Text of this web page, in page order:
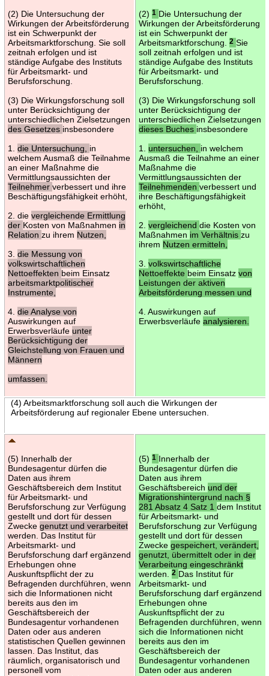
(2) Die Untersuchung der
Wirkungen der Arbeitsförderung
ist ein Schwerpunkt der
Arbeitsmarktforschung. Sie soll
zeitnah erfolgen und ist
ständige Aufgabe des Instituts
für Arbeitsmarkt- und
Berufsforschung.
(3) Die Wirkungsforschung soll
unter Berücksichtigung der
unterschiedlichen Zielsetzungen
des Gesetzes insbesondere
1. die Untersuchung, in
welchem Ausmaß die Teilnahme
an einer Maßnahme die
Vermittlungsaussichten der
Teilnehmer verbessert und ihre
Beschäftigungsfähigkeit erhöht,
2. die vergleichende Ermittlung
der Kosten von Maßnahmen in
Relation zu ihrem Nutzen,
3. die Messung von
volkswirtschaftlichen
Nettoeffekten beim Einsatz
arbeitsmarktpolitischer
Instrumente,
4. die Analyse von
Auswirkungen auf
Erwerbsverläufe unter
Berücksichtigung der
Gleichstellung von Frauen und
Männern
umfassen.
(2) 1 Die Untersuchung der
Wirkungen der Arbeitsförderung
ist ein Schwerpunkt der
Arbeitsmarktforschung.
2 Sie
soll zeitnah erfolgen und ist
ständige Aufgabe des Instituts
für Arbeitsmarkt- und
Berufsforschung.
(3) Die Wirkungsforschung soll
unter Berücksichtigung der
unterschiedlichen Zielsetzungen
dieses Buches insbesondere
1. untersuchen, in welchem
Ausmaß die Teilnahme an einer
Maßnahme die
Vermittlungsaussichten der
Teilnehmenden verbessert und
ihre Beschäftigungsfähigkeit
erhöht,
2. vergleichend die Kosten von
Maßnahmen im Verhältnis zu
ihrem Nutzen ermitteln,
3. volkswirtschaftliche
Nettoeffekte beim Einsatz von
Leistungen der aktiven
Arbeitsförderung messen und
4. Auswirkungen auf
Erwerbsverläufe analysieren.
(4) Arbeitsmarktforschung soll auch die Wirkungen der
Arbeitsförderung auf regionaler Ebene untersuchen.
(5) Innerhalb der
Bundesagentur dürfen die
Daten aus ihrem
Geschäftsbereich dem Institut
für Arbeitsmarkt- und
Berufsforschung zur Verfügung
gestellt und dort für dessen
Zwecke genutzt und verarbeitet
werden. Das Institut für
Arbeitsmarkt- und
Berufsforschung darf ergänzend
Erhebungen ohne
Auskunftspflicht der zu
Befragenden durchführen, wenn
sich die Informationen nicht
bereits aus den im
Geschäftsbereich der
Bundesagentur vorhandenen
Daten oder aus anderen
statistischen Quellen gewinnen
lassen. Das Institut, das
räumlich, organisatorisch und
personell vom
(5) 1 Innerhalb der
Bundesagentur dürfen die
Daten aus ihrem
Geschäftsbereich und der
Migrationshintergrund nach §
281 Absatz 4 Satz 1 dem Institut
für Arbeitsmarkt- und
Berufsforschung zur Verfügung
gestellt und dort für dessen
Zwecke gespeichert, verändert,
genutzt, übermittelt oder in der
Verarbeitung eingeschränkt
werden.
2 Das Institut für
Arbeitsmarkt- und
Berufsforschung darf ergänzend
Erhebungen ohne
Auskunftspflicht der zu
Befragenden durchführen, wenn
sich die Informationen nicht
bereits aus den im
Geschäftsbereich der
Bundesagentur vorhandenen
Daten oder aus anderen